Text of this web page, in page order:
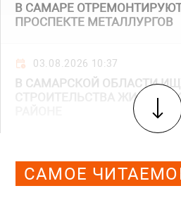
В САМАРЕ
ПРОСПЕКТЕ МЕТАЛЛУРГОВ
03.08.2026 10:37
В САМАРСКОЙ ОБЛАСТИ
СТРОИТЕЛЬСТВА ЖИЛЬЯ В
САМОЕ